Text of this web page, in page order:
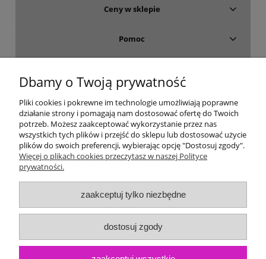
Ceny w sklepie
Pomoc
Moje konto
Gwarancja i zwroty
O firmie
Dbamy o Twoją prywatność
Pliki cookies i pokrewne im technologie umożliwiają poprawne
działanie strony i pomagają nam dostosować ofertę do Twoich
potrzeb. Możesz zaakceptować wykorzystanie przez nas
wszystkich tych plików i przejść do sklepu lub dostosować użycie
plików do swoich preferencji, wybierając opcję "Dostosuj zgody".
Więcej o plikach cookies przeczytasz w naszej Polityce
prywatności.
zaakceptuj tylko niezbędne
dostosuj zgody